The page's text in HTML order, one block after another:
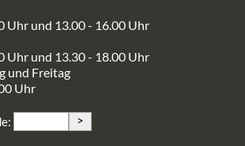
Uhr und 13.00 - 16.00 Uhr
Uhr und 13.30 - 18.00 Uhr
und Freitag
Uhr
>